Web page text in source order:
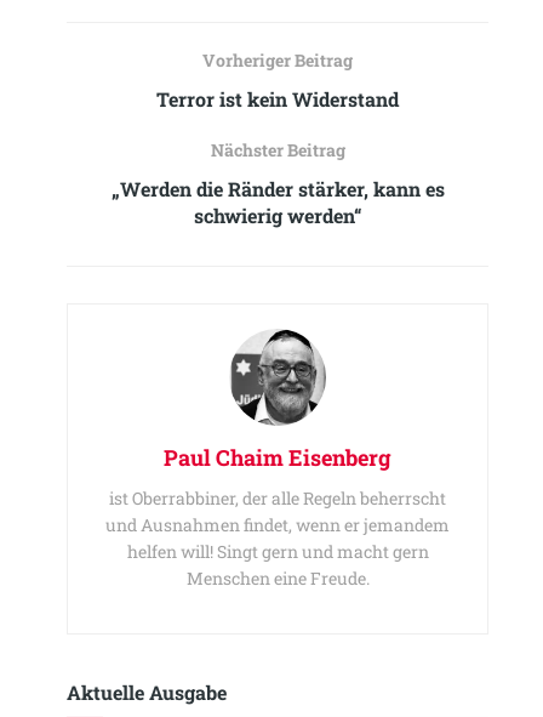
Vorheriger Beitrag
Terror ist kein Widerstand
Nächster Beitrag
„Werden die Ränder stärker, kann es
schwierig werden“
Paul Chaim Eisenberg
ist Oberrabbiner, der alle Regeln beherrscht
und Ausnahmen findet, wenn er jemandem
helfen will! Singt gern und macht gern
Menschen eine Freude.
Aktuelle Ausgabe​